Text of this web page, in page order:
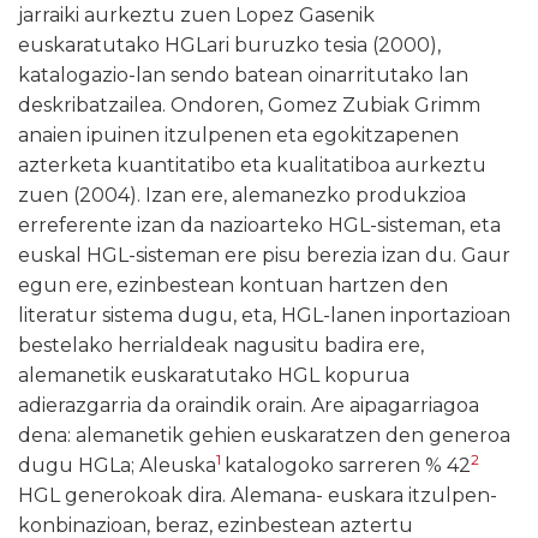
jarraiki aurkeztu zuen Lopez Gasenik
euskaratutako HGLari buruzko tesia (2000),
katalogazio-lan sendo batean oinarritutako lan
deskribatzailea. Ondoren, Gomez Zubiak Grimm
anaien ipuinen itzulpenen eta egokitzapenen
azterketa kuantitatibo eta kualitatiboa aurkeztu
zuen (2004). Izan ere, alemanezko produkzioa
erreferente izan da nazioarteko HGL-sisteman, eta
euskal HGL-sisteman ere pisu berezia izan du. Gaur
egun ere, ezinbestean kontuan hartzen den
literatur sistema dugu, eta, HGL-lanen inportazioan
bestelako herrialdeak nagusitu badira ere,
alemanetik euskaratutako HGL kopurua
adierazgarria da oraindik orain. Are aipagarriagoa
dena: alemanetik gehien euskaratzen den generoa
dugu HGLa; Aleuska1 katalogoko sarreren % 422
HGL generokoak dira. Alemana- euskara itzulpen-
konbinazioan, beraz, ezinbestean aztertu